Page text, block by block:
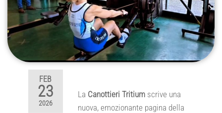
FEB
23
2026
La Canottieri Tritiumscrive una
nuova, emozionante pagina della